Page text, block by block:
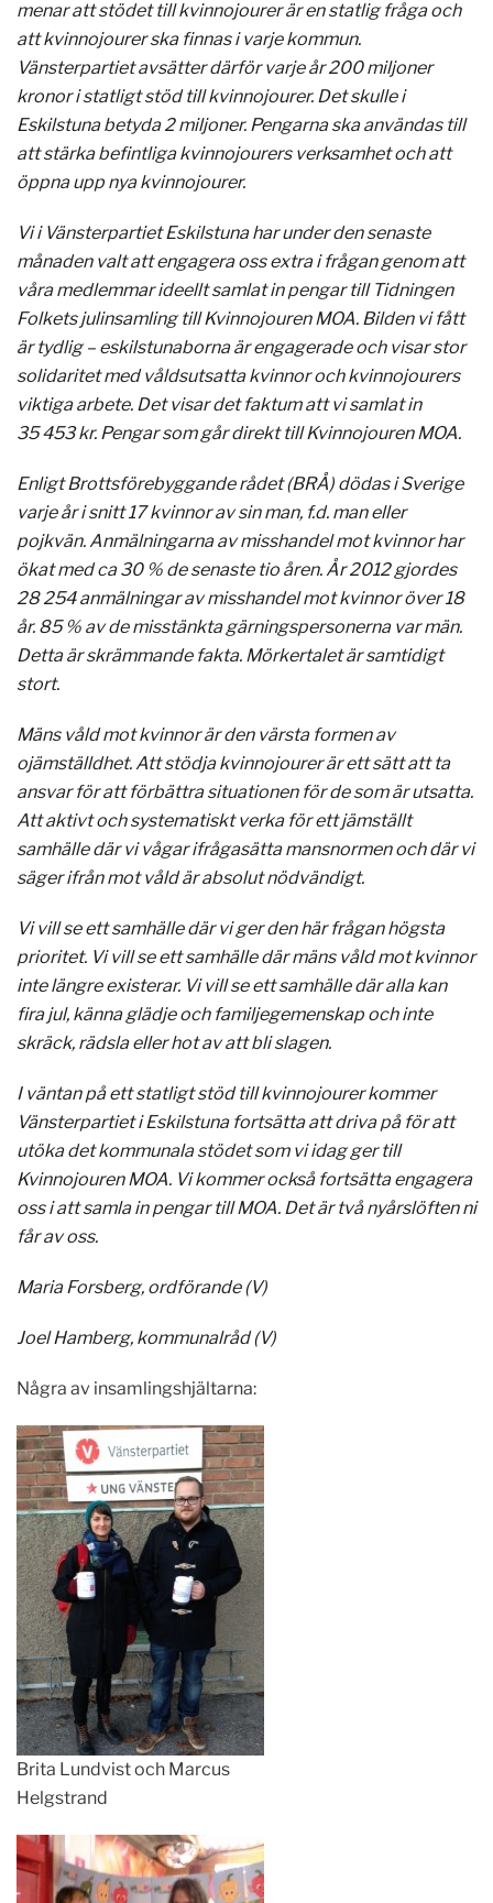
menar att stödet till kvinnojourer är en statlig fråga och
att kvinnojourer ska finnas i varje kommun.
Vänsterpartiet avsätter därför varje år 200 miljoner
kronor i statligt stöd till kvinnojourer. Det skulle i
Eskilstuna betyda 2 miljoner. Pengarna ska användas till
att stärka befintliga kvinnojourers verksamhet och att
öppna upp nya kvinnojourer.
Vi i Vänsterpartiet Eskilstuna har under den senaste
månaden valt att engagera oss extra i frågan genom att
våra medlemmar ideellt samlat in pengar till Tidningen
Folkets julinsamling till Kvinnojouren MOA. Bilden vi fått
är tydlig – eskilstunaborna är engagerade och visar stor
solidaritet med våldsutsatta kvinnor och kvinnojourers
viktiga arbete. Det visar det faktum att vi samlat in
35 453 kr. Pengar som går direkt till Kvinnojouren MOA.
Enligt Brottsförebyggande rådet (BRÅ) dödas i Sverige
varje år i snitt 17 kvinnor av sin man, f.d. man eller
pojkvän. Anmälningarna av misshandel mot kvinnor har
ökat med ca 30 % de senaste tio åren. År 2012 gjordes
28 254 anmälningar av misshandel mot kvinnor över 18
år. 85 % av de misstänkta gärningspersonerna var män.
Detta är skrämmande fakta. Mörkertalet är samtidigt
stort.
Mäns våld mot kvinnor är den värsta formen av
ojämställdhet. Att stödja kvinnojourer är ett sätt att ta
ansvar för att förbättra situationen för de som är utsatta.
Att aktivt och systematiskt verka för ett jämställt
samhälle där vi vågar ifrågasätta mansnormen och där vi
säger ifrån mot våld är absolut nödvändigt.
Vi vill se ett samhälle där vi ger den här frågan högsta
prioritet. Vi vill se ett samhälle där mäns våld mot kvinnor
inte längre existerar. Vi vill se ett samhälle där alla kan
fira jul, känna glädje och familjegemenskap och inte
skräck, rädsla eller hot av att bli slagen.
I väntan på ett statligt stöd till kvinnojourer kommer
Vänsterpartiet i Eskilstuna fortsätta att driva på för att
utöka det kommunala stödet som vi idag ger till
Kvinnojouren MOA. Vi kommer också fortsätta engagera
oss i att samla in pengar till MOA. Det är två nyårslöften ni
får av oss.
Maria Forsberg, ordförande (V)
Joel Hamberg, kommunalråd (V)
Några av insamlingshjältarna:
Brita Lundvist och Marcus
Helgstrand